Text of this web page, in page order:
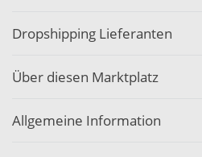
Dropshipping Lieferanten
Über diesen Marktplatz
Allgemeine Information